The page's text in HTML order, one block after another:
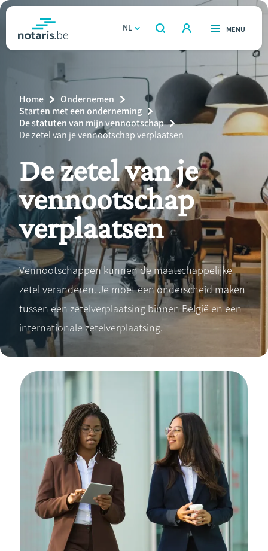
Overslaan
naar
inhoud
gaan
notaris.behomepage
NL
OPEN
ZOEKEN
OPEN
MENU
Relatie & samenleven
Erven & schenken
Ondernemen
Over de notaris
Rekenmodules
VIND EEN NOTARIS
Breadcrumb
Home
Ondernemen
Starten met een onderneming
De statuten van mijn vennootschap
Current
De zetel van je vennootschap verplaatsen
De zetel van je
vennootschap
verplaatsen
Vennootschappen kunnen de maatschappelijke
zetel veranderen. Je moet een onderscheid maken
tussen een zetelverplaatsing binnen België en een
internationale zetelverplaatsing.